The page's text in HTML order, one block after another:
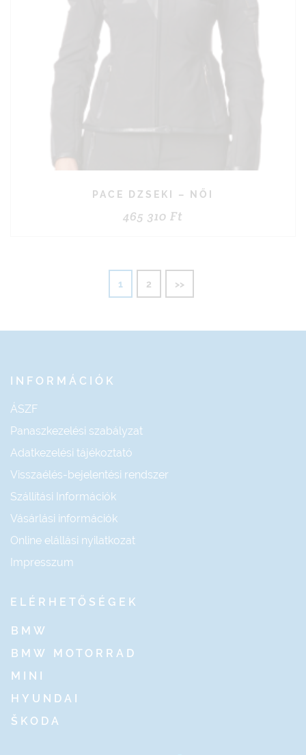
PACE DZSEKI – NŐI
465 310 Ft
1 2 >>
INFORMÁCIÓK
ÁSZF
Panaszkezelési szabályzat
Adatkezelési tájékoztató
Visszaélés-bejelentési rendszer
Szállítási Információk
Vásárlási információk
Online elállási nyilatkozat
Impresszum
ELÉRHETŐSÉGEK
BMW
BMW MOTORRAD
MINI
HYUNDAI
ŠKODA